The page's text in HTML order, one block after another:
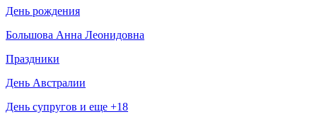
День рождения
Большова Анна Леонидовна
Праздники
День Австралии
День супругов и еще +18